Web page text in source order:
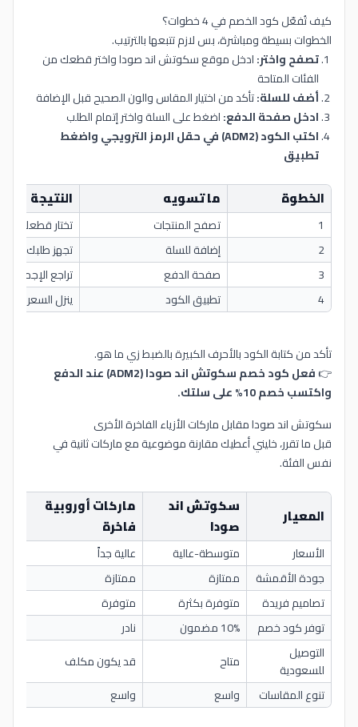
كيف تُفعّل كود الخصم في 4 خطوات؟
الخطوات بسيطة ومباشرة، بس لازم تتبعها بالترتيب.
تصفح واختر:ادخل موقع سكوتش اند صودا واختر قطعك من
الفئات المتاحة
أضف للسلة:تأكد من اختيار المقاس والون الصحيح قبل الإضافة
ادخل صفحة الدفع:اضغط على السلة واختر إتمام الطلب
اكتب الكود (ADM2) في حقل الرمز الترويجي واضغط
تطبيق
الخطوة ما تسويه النتيجة
1 تصفح المنتجات
تختار قطعك
2
إضافة للسلة
تجهز طلبك
3
صفحة الدفع
تراجع الإجمالي
4
تطبيق الكود ينزل السعر 10%
تأكد من كتابة الكود بالأحرف الكبيرة بالضبط زي ما هو.
👉
فعل كود خصم سكوتش اند صودا (ADM2) عند الدفع
واكتسب خصم 10% على سلتك.
سكوتش اند صودا مقابل ماركات الأزياء الفاخرة الأخرى
قبل ما تقرر، خليني أعطيك مقارنة موضوعية مع ماركات ثانية في
نفس الفئة.
المعيار
سكوتش اند
صودا
ماركات أوروبية
فاخرة
الأسعار متوسطة-عالية عالية جداً
جودة الأقمشة
ممتازة ممتازة
تصاميم فريدة
متوفرة بكثرة متوفرة
توفر كود خصم
10% مضمون نادر
التوصيل
للسعودية
متاح قد يكون مكلف
تنوع المقاسات
واسع واسع